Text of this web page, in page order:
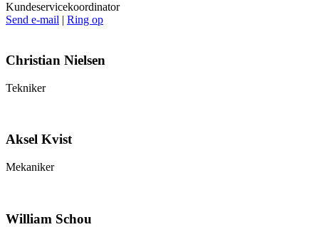
Kundeservicekoordinator
Send e-mail | Ring op
Christian Nielsen
Tekniker
Aksel Kvist
Mekaniker
William Schou